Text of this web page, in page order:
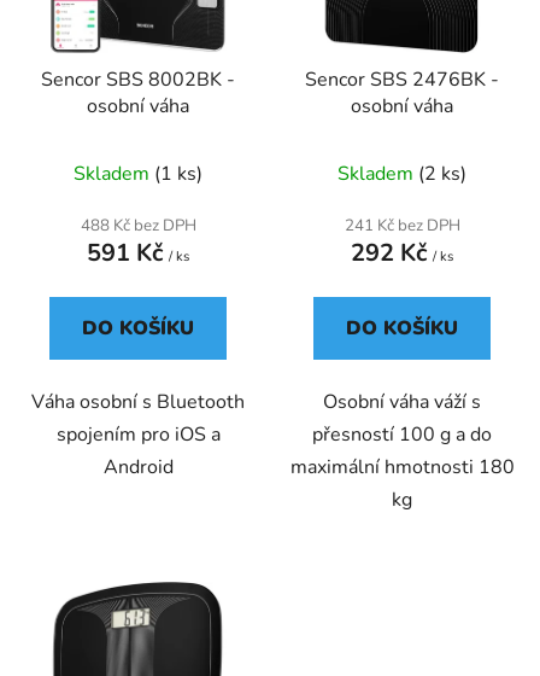
Sencor SBS 8002BK -
osobní váha
Skladem (1 ks)
488 Kč bez DPH
591 Kč / ks
DO KOŠÍKU
Váha osobní s Bluetooth
spojením pro iOS a
Android
Sencor SBS 2476BK -
osobní váha
Skladem (2 ks)
241 Kč bez DPH
292 Kč / ks
DO KOŠÍKU
Osobní váha váží s
přesností 100 g a do
maximální hmotnosti 180
kg